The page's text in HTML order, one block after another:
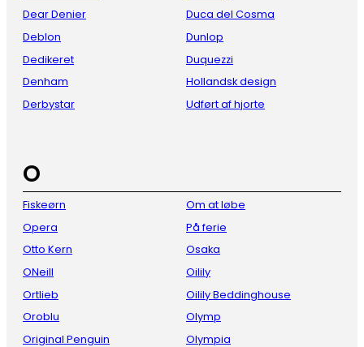
Dear Denier
Deblon
Dedikeret
Denham
Derbystar
Duca del Cosma
Dunlop
Duquezzi
Hollandsk design
Udført af hjorte
O
Fiskeørn
Opera
Otto Kern
ONeill
Ortlieb
Oroblu
Original Penguin
Om at løbe
På ferie
Osaka
Oilily
Oilily Beddinghouse
Olymp
Olympia